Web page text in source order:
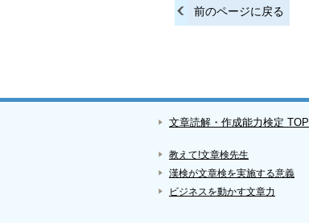
前のページに戻る
文章読解・作成能力検定 TOP
教えて!文章検先生
漢検が文章検を実施する意義
ビジネスを動かす文章力